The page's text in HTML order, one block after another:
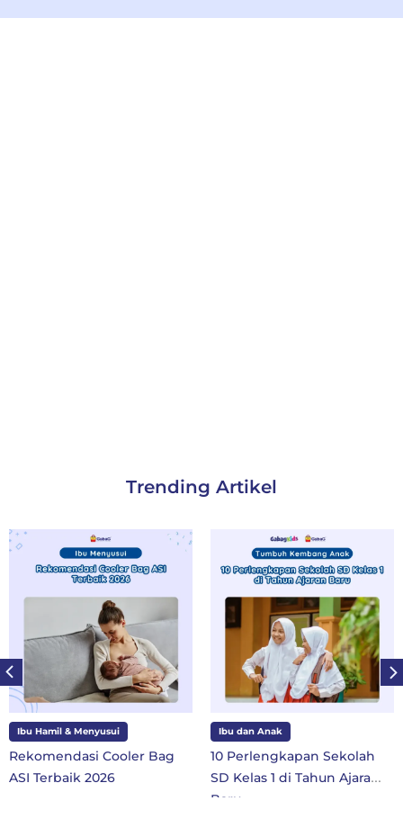
Trending Artikel
Ibu Hamil & Menyusui
Rekomendasi Cooler Bag
ASI Terbaik 2026
Ibu dan Anak
10 Perlengkapan Sekolah
SD Kelas 1 di Tahun Ajaran
Baru